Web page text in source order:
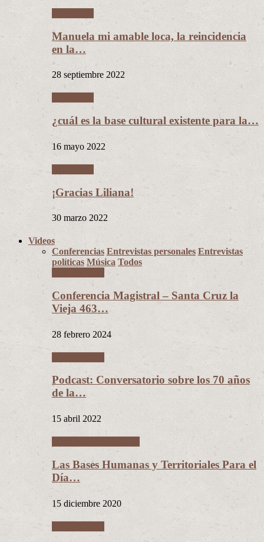
Manuela mi amable loca, la reincidencia
en la…
28 septiembre 2022
¿cuál es la base cultural existente para la…
16 mayo 2022
¡Gracias Liliana!
30 marzo 2022
Videos
Conferencias Entrevistas personales Entrevistas
políticas Música Todos
Conferencia Magistral – Santa Cruz la
Vieja 463…
28 febrero 2024
Podcast: Conversatorio sobre los 70 años
de la…
15 abril 2022
Las Bases Humanas y Territoriales Para el
Día…
15 diciembre 2020